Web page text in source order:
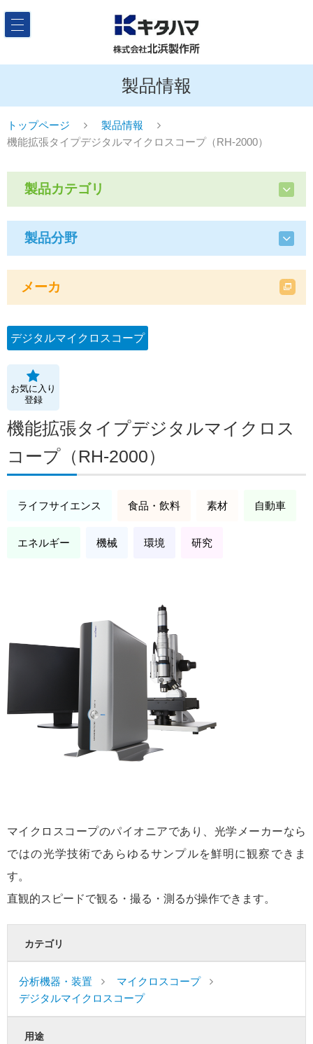
製品情報
トップページ
製品情報
機能拡張タイプデジタルマイクロスコープ（RH-2000）
製品カテゴリ
製品分野
メーカ
デジタルマイクロスコープ
お気に入り
登録
機能拡張タイプデジタルマイクロス
コープ（RH-2000）
ライフサイエンス 食品・飲料 素材 自動車
エネルギー 機械 環境 研究
マイクロスコープのパイオニアであり、光学メーカーなら
ではの光学技術であらゆるサンプルを鮮明に観察できま
す。
直観的スピードで観る・撮る・測るが操作できます。
カテゴリ
分析機器・装置
マイクロスコープ
デジタルマイクロスコープ
用途